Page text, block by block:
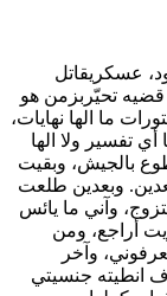
عسكريقاتل
تحيّربزمن هو
ما الها نهايات،
تفسير ولا الها
بالجيش، وبقيت
وبعدين طلعت
وآني ما يائس
أراجع، ومن
وآخر
انطيته جنسيتي